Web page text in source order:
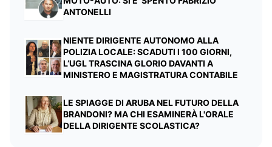
ANTONELLI
NIENTE DIRIGENTE AUTONOMO ALLA
POLIZIA LOCALE: SCADUTI I 100 GIORNI,
L’UGL TRASCINA GLORIO DAVANTI A
MINISTERO E MAGISTRATURA CONTABILE
LE SPIAGGE DI ARUBA NEL FUTURO DELLA
BRANDONI? MA CHI ESAMINERÀ L'ORALE
DELLA DIRIGENTE SCOLASTICA?